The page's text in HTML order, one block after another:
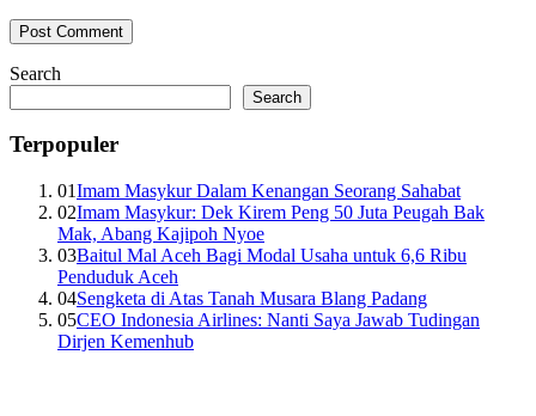
Search
Search
Terpopuler
01Imam Masykur Dalam Kenangan Seorang Sahabat
02Imam Masykur: Dek Kirem Peng 50 Juta Peugah Bak
Mak, Abang Kajipoh Nyoe
03Baitul Mal Aceh Bagi Modal Usaha untuk 6,6 Ribu
Penduduk Aceh
04Sengketa di Atas Tanah Musara Blang Padang
05CEO Indonesia Airlines: Nanti Saya Jawab Tudingan
Dirjen Kemenhub